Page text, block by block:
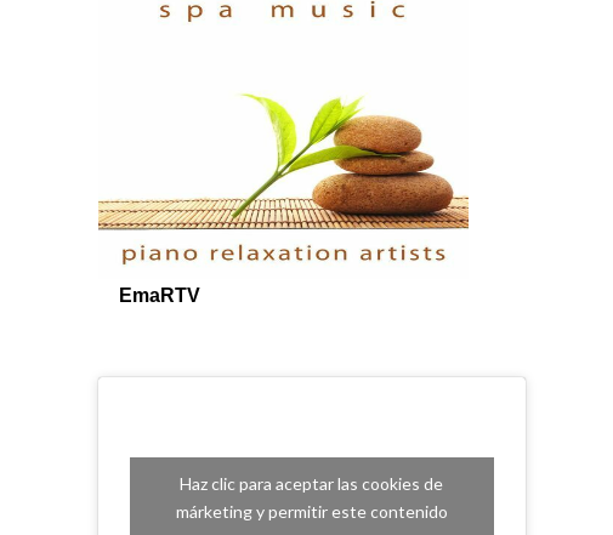
Haz clic para aceptar las cookies de
márketing y permitir este contenido